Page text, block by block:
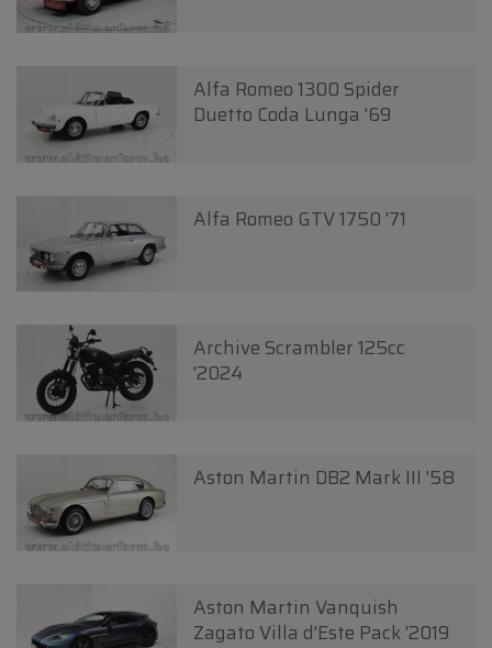
Alfa Romeo 1300 Spider
Duetto Coda Lunga '69
Alfa Romeo GTV 1750 '71
Archive Scrambler 125cc
'2024
Aston Martin DB2 Mark III '58
Aston Martin Vanquish
Zagato Villa d'Este Pack '2019